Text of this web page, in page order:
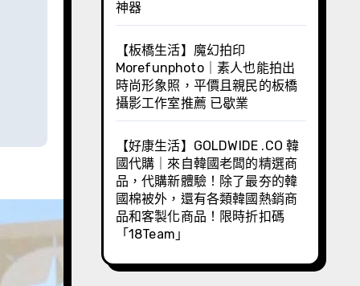
神器
【板橋生活】魔幻拍印
Morefunphoto｜素人也能拍出
時尚形象照，平價且親民的板橋
攝影工作室推薦 已歇業
【好康生活】GOLDWIDE .CO 韓
國代購｜來自韓國老闆的精選商
品，代購新體驗！除了最夯的韓
國棉被外，還有各類韓國熱銷商
品和客製化商品！限時折扣碼
「18Team」